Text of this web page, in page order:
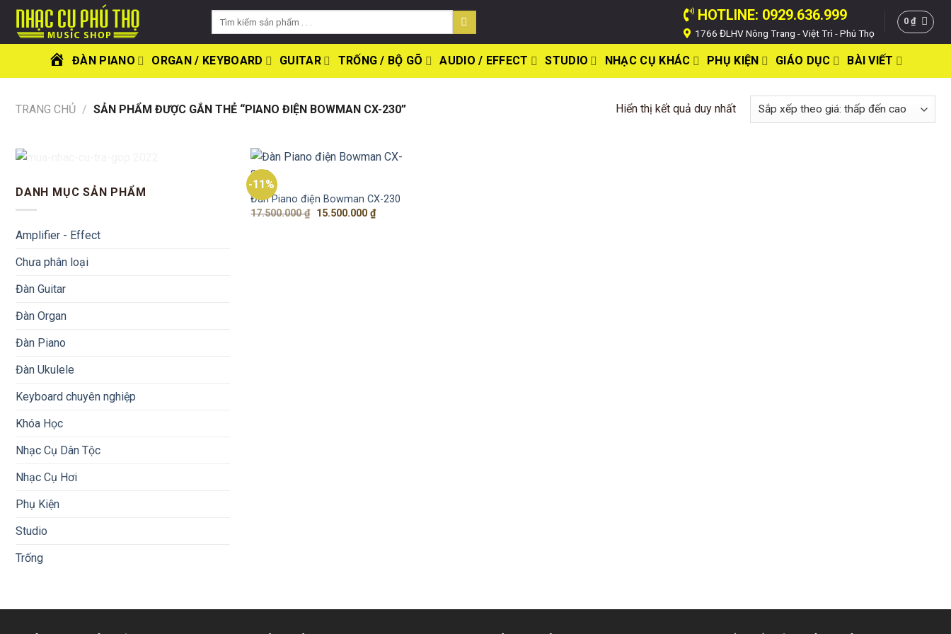
Skip
content
HOTLINE: 0929.636.999
1766 ĐLHV Nông Trang - Việt Trì - Phú Thọ
0₫
TRANG
CHỦ
ĐÀN PIANO ORGAN / KEYBOARD GUITAR TRỐNG / BỘ GÕ AUDIO / EFFECT STUDIO NHẠC CỤ KHÁC PHỤ KIỆN GIÁO DỤC BÀI VIẾT
TRANG CHỦ / SẢN PHẨM ĐƯỢC GẮN THẺ “PIANO ĐIỆN BOWMAN CX-230” Hiển thị kết quả duy nhất
DANH MỤC SẢN PHẨM
Amplifier - Effect
Chưa phân loại
Đàn Guitar
Đàn Organ
Đàn Piano
Đàn Ukulele
Keyboard chuyên nghiệp
Khóa Học
Nhạc Cụ Dân Tộc
Nhạc Cụ Hơi
Phụ Kiện
Studio
Trống
-11%
Đàn Piano điện Bowman CX-230
17.500.000₫ Giá
15.500.000 ₫Giá
hiện